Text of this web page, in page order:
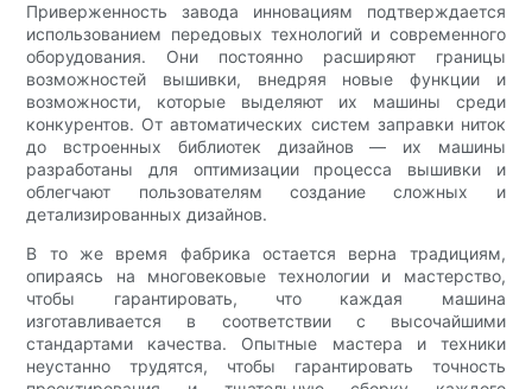
Приверженность завода инновациям подтверждается
использованием передовых технологий и современного
оборудования. Они постоянно расширяют границы
возможностей вышивки, внедряя новые функции и
возможности, которые выделяют их машины среди
конкурентов. От автоматических систем заправки ниток
до встроенных библиотек дизайнов — их машины
разработаны для оптимизации процесса вышивки и
облегчают пользователям создание сложных и
детализированных дизайнов.
В то же время фабрика остается верна традициям,
опираясь на многовековые технологии и мастерство,
чтобы гарантировать, что каждая машина
изготавливается в соответствии с высочайшими
стандартами качества. Опытные мастера и техники
неустанно трудятся, чтобы гарантировать точность